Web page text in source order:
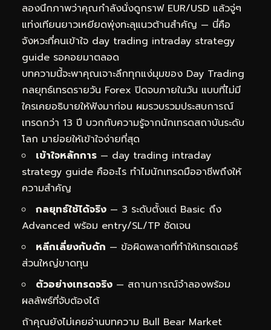
ลองนึกภาพว่าคุณกำลังนั่งดูกราฟ EUR/USD แล้วจู่ๆ
แท่งเทียนยาวเหยียดพุ่งทะลุแนวต้านสำคัญ — นี่คือ
จังหวะที่คนเข้าใจ day trading intraday strategy
guide รอคอยมาตลอด
บทความนี้จะพาคุณเจาะลึกทุกแง่มุมของ Day Trading
กลยุทธ์เทรดรายวัน Forex ปิดจบภายในวัน แบบที่ไม่มี
ใครเคยอธิบายให้ฟังมาก่อน ผมรวบรวมประสบการณ์
เทรดกว่า 13 ปี บวกกับความรู้จากนักเทรดสถาบันระดับ
โลก มาย่อยให้เข้าใจง่ายที่สุด
เข้าใจหลักการ — day trading intraday
strategy guide คืออะไร ทำไมนักเทรดมืออาชีพถึงให้
ความสำคัญ
กลยุทธ์ใช้ได้จริง — 3 ระดับตั้งแต่ Basic ถึง
Advanced พร้อม entry/SL/TP ชัดเจน
หลีกเลี่ยงกับดัก — ข้อผิดพลาดที่ทำให้เทรดเดอร์
ส่วนใหญ่ขาดทุน
ตัวอย่างเทรดจริง — สถานการณ์จำลองพร้อม
ผลลัพธ์ที่จับต้องได้
ถ้าคุณยังไม่เคยอ่านบทความ Bull Bear Market